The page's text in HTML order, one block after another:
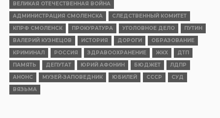
ВЕЛИКАЯ ОТЕЧЕСТВЕННАЯ ВОЙНА
АДМИНИСТРАЦИЯ СМОЛЕНСКА
СЛЕДСТВЕННЫЙ КОМИТЕТ
КПРФ СМОЛЕНСК
ПРОКУРАТУРА УГОЛОВНОЕ ДЕЛО
ПУТИН
ВАЛЕРИЙ КУЗНЕЦОВ
ИСТОРИЯ ДОРОГИ
ОБРАЗОВАНИЕ
КРИМИНАЛ
РОССИЯ ЗДРАВООХРАНЕНИЕ ЖКХ
ДТП
ПАМЯТЬ
ДЕПУТАТ ЮРИЙ АФОНИН БЮДЖЕТ
ЛДПР
АНОНС
МУЗЕЙ-ЗАПОВЕДНИК ЮБИЛЕЙ СССР
СУД
ВЯЗЬМА